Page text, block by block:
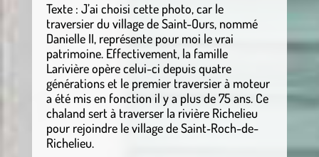
Texte : J’ai choisi cette photo, car le
traversier du village de Saint-Ours, nommé
Danielle II, représente pour moi le vrai
patrimoine. Effectivement, la famille
Larivière opère celui-ci depuis quatre
générations et le premier traversier à moteur
a été mis en fonction il y a plus de 75 ans. Ce
chaland sert à traverser la rivière Richelieu
pour rejoindre le village de Saint‑Roch-de-
Richelieu.